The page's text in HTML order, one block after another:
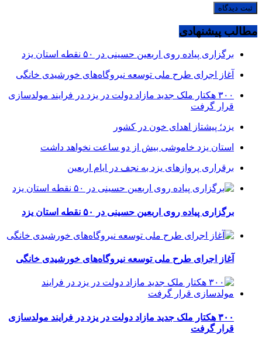
مطالب پیشنهادی
برگزاری پیاده روی اربعین حسینی در ۵۰ نقطه استان یزد
آغاز اجرای طرح ملی توسعه نیروگاه‌های خورشیدی خانگی
۳۰۰ هکتار ملک جدید مازاد دولت در یزد در فرایند مولدسازی
قرار گرفت
یزد؛ پیشتاز اهدای خون در کشور
استان یزد خاموشی بیش از دو ساعت نخواهد داشت
برقراری پرواز‌های یزد به نجف در ایام اربعین
برگزاری پیاده روی اربعین حسینی در ۵۰ نقطه استان یزد
آغاز اجرای طرح ملی توسعه نیروگاه‌های خورشیدی خانگی
۳۰۰ هکتار ملک جدید مازاد دولت در یزد در فرایند مولدسازی
قرار گرفت